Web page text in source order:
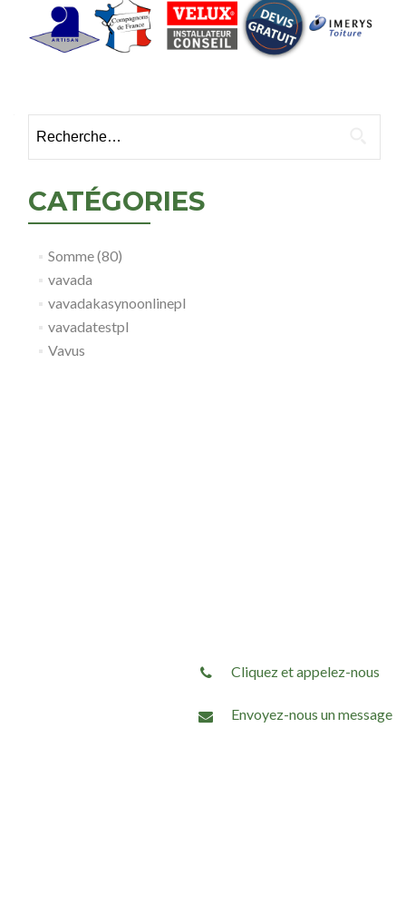
CATÉGORIES
Somme (80)
vavada
vavadakasynoonlinepl
vavadatestpl
Vavus
Cliquez et appelez-nous
Envoyez-nous un message